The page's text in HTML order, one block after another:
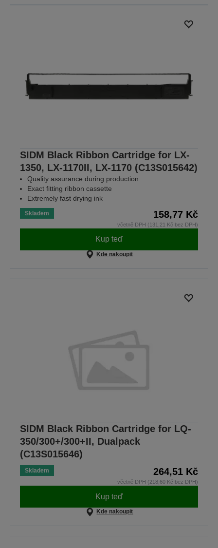
SIDM Black Ribbon Cartridge for LX-
1350, LX-1170II, LX-1170 (C13S015642)
Quality assurance during production
Exact fitting ribbon cassette
Extremely fast drying ink
Skladem 158,77 Kč
včetně DPH (131,21 Kč bez DPH)
Kup teď
Kde nakoupit
SIDM Black Ribbon Cartridge for LQ-
350/300+/300+II, Dualpack
(C13S015646)
Skladem 264,51 Kč
včetně DPH (218,60 Kč bez DPH)
Kup teď
Kde nakoupit